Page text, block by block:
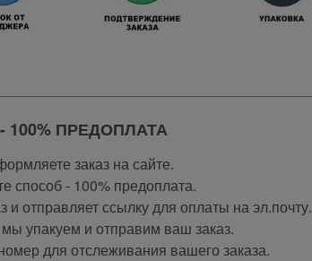
100% ПРЕДОПЛАТА
заказ на сайте.
способ - 100% предоплата.
и отправляет ссылку для оплаты на эл.почту.
упакуем и отправим ваш заказ.
для отслеживания вашего заказа.